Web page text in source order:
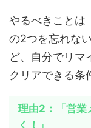
やるべきことは
の2つを忘れな
ど、自分でリマ
クリアできる条
理由2：「営業
く！」